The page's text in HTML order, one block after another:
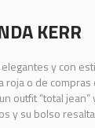
KERR
y con
roja o de
outfit “total
y su bolso